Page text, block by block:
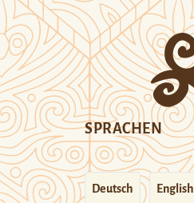
SPRACHEN
Deutsch English